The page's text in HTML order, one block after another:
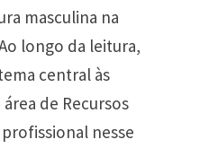
masculina na
longo da leitura,
central às
de Recursos
nesse